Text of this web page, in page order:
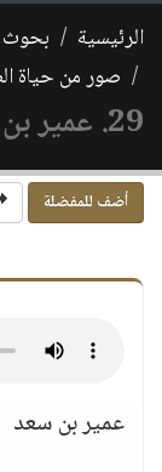
الرئيسية بحوث
صور من حياة
29. عمير بن سعد
أضف للمفضلة
عمير بن سعد